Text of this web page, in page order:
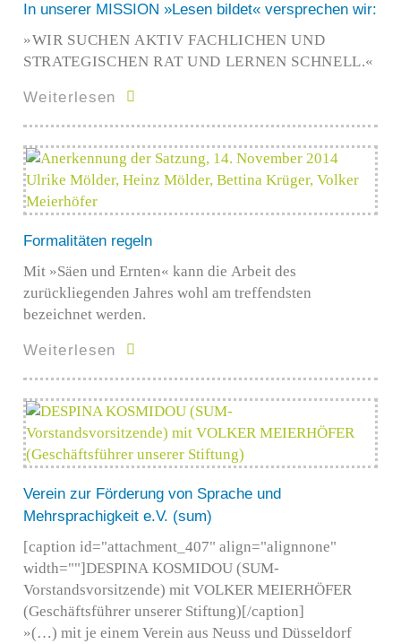
In unserer MISSION »Lesen bildet« versprechen wir:
»WIR SUCHEN AKTIV FACHLICHEN UND
STRATEGISCHEN RAT UND LERNEN SCHNELL.«
Weiterlesen
Formalitäten regeln
Mit »Säen und Ernten« kann die Arbeit des
zurückliegenden Jahres wohl am treffendsten
bezeichnet werden.
Weiterlesen
Verein zur Förderung von Sprache und
Mehrsprachigkeit e.V. (sum)
[caption id="attachment_407" align="alignnone"
width=""]DESPINA KOSMIDOU (SUM-
Vorstandsvorsitzende) mit VOLKER MEIERHÖFER
(Geschäftsführer unserer Stiftung)[/caption]
»(…) mit je einem Verein aus Neuss und Düsseldorf